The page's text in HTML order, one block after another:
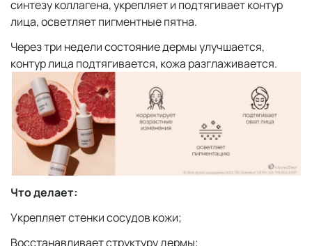
синтезу коллагена, укрепляет и подтягивает контур
лица, осветляет пигментные пятна.
Через три недели состояние дермы улучшается,
контур лица подтягивается, кожа разглаживается.
Что делает:
Укрепляет стенки сосудов кожи;
Восстанавливает структуру дермы;